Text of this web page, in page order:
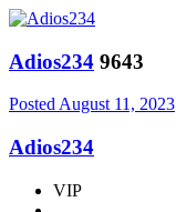
Adios234 9643
PostedAugust 11, 2023
Adios234
VIP